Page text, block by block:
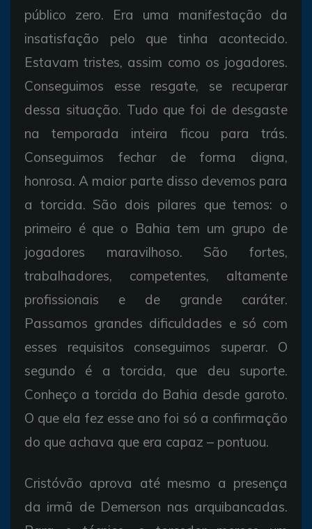
público zero. Era uma manifestação da
insatisfação pelo que tinha acontecido.
Estavam tristes, assim como os jogadores.
Conseguimos esse resgate, se recuperar
dessa situação. Tudo que foi de desgaste
na temporada inteira ficou para trás.
Conseguimos fechar de forma digna,
honrosa. A maior parte disso devemos para
a torcida. São dois pilares que temos: o
primeiro é que o Bahia tem um grupo de
jogadores maravilhoso. São fortes,
trabalhadores, competentes, altamente
profissionais e de grande caráter.
Passamos grandes dificuldades e só com
esses requisitos conseguimos superar. O
segundo é a torcida, que deu suporte.
Conheço a torcida do Bahia desde garoto.
O que ela fez esse ano foi só a confirmação
do que achava que era capaz – pontuou.
Cristóvão aprova até mesmo a presença
da irmã de Demerson nas arquibancadas.